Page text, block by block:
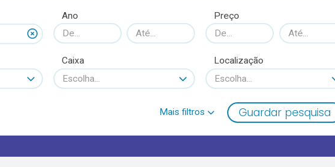
Ano Preço
Caixa
Escolha...
Localização
Escolha...
Guardar pesquisa